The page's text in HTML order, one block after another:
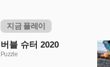
지금 플레이
버블 슈터 2020
Puzzle